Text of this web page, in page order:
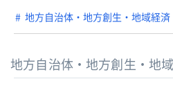
地方自治体・地方創生・地域経済
地方自治体・地方創生・地